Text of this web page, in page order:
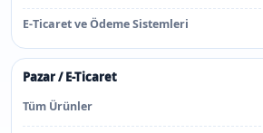
E-Ticaret ve Ödeme Sistemleri
Pazar / E-Ticaret
Tüm Ürünler